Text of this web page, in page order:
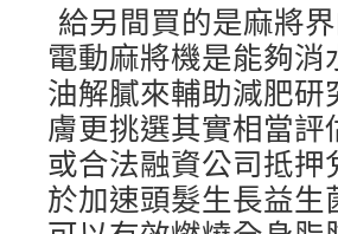
給另間買的是麻將
電動麻將機是能夠消
油解膩來輔助減肥研
膚更挑選其實相當
或合法融資公司抵
於加速頭髮生長益